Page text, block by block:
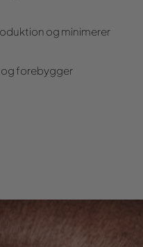
og minimerer
og forebygger